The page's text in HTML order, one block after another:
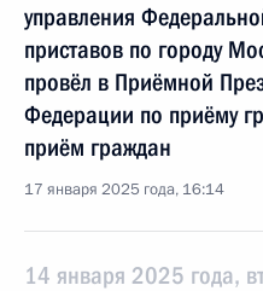
управления
приставов по городу
провёл в Приёмной
Федерации по приёму
приём граждан
17 января 2025 года, 16:14
14 января 2025 года,